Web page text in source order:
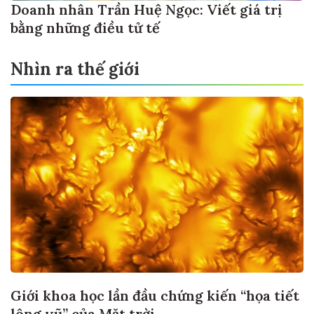
Doanh nhân Trần Huệ Ngọc: Viết giá trị
bằng những điều tử tế
Nhìn ra thế giới
Giới khoa học lần đầu chứng kiến “họa tiết